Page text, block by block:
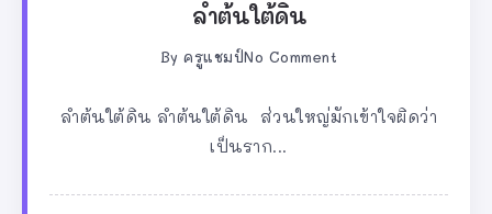
ลำต้นใต้ดิน
By ครูแชมป์No Comment
ลำต้นใต้ดิน ลำต้นใต้ดิน ส่วนใหญ่มักเข้าใจผิดว่า
เป็นราก...